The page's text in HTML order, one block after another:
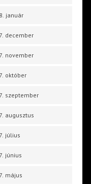
január
december
november
október
szeptember
augusztus
július
június
május